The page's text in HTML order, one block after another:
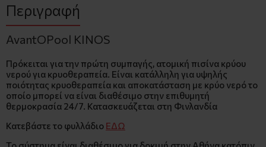
Περιγραφή
AvantOPool KINOS
Πρόκειται για την πρώτη συμπαγής, ατομική πισίνα κρύου
νερού για κρυοθεραπεία. Είναι κατάλληλη για υψηλής
ποιότητας κρυoθεραπεία και αποκατάσταση με κρύο νερό το
οποίο μπορεί να είναι διαθέσιμο στην επιθυμητή
θερμοκρασία 24/7. Κατασκευάζεται στη Φινλανδία
Κατεβάστε το φυλλάδιο ΕΔΩ